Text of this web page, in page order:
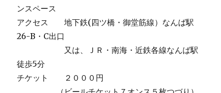
ンスペース
アクセス 地下鉄(四ツ橋・御堂筋線）なんば駅
26-B・C出口
又は、ＪＲ・南海・近鉄各線なんば駅
徒歩5分
チケット ２０００円